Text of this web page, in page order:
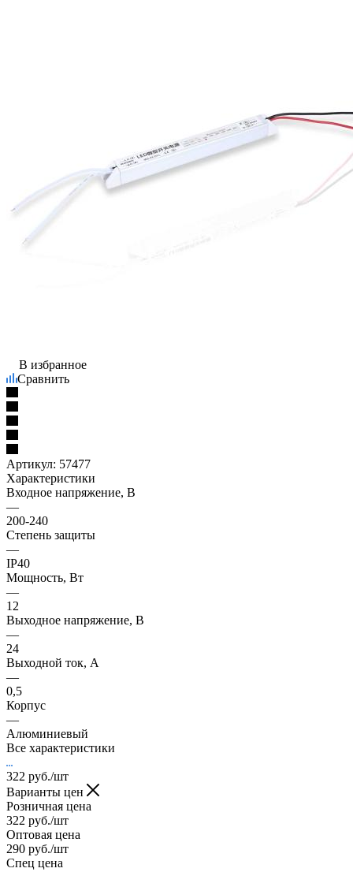
В избранное
Сравнить
Артикул: 57477
Характеристики
Входное напряжение, В
—
200-240
Степень защиты
—
IP40
Мощность, Вт
—
12
Выходное напряжение, В
—
24
Выходной ток, А
—
0,5
Корпус
—
Алюминиевый
Все характеристики
322 руб./шт
Варианты цен
Розничная цена
322 руб./шт
Оптовая цена
290 руб./шт
Спец цена